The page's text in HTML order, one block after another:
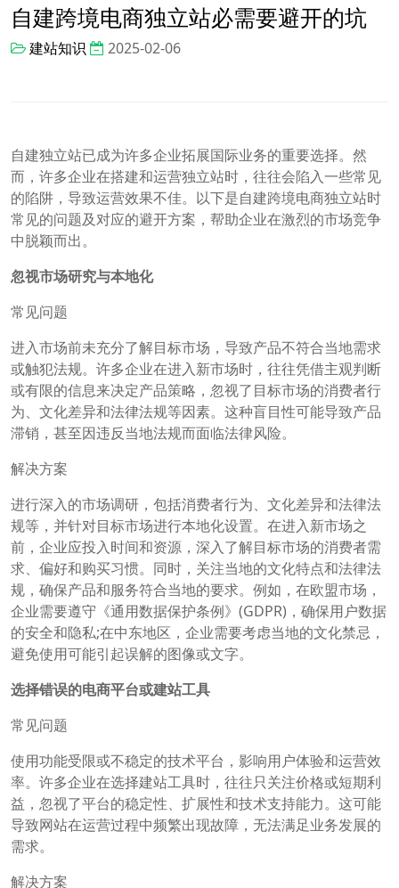
自建跨境电商独立站必需要避开的坑
建站知识 2025-02-06
自建独立站已成为许多企业拓展国际业务的重要选择。然
而，许多企业在搭建和运营独立站时，往往会陷入一些常见
的陷阱，导致运营效果不佳。以下是自建跨境电商独立站时
常见的问题及对应的避开方案，帮助企业在激烈的市场竞争
中脱颖而出。
忽视市场研究与本地化
常见问题
进入市场前未充分了解目标市场，导致产品不符合当地需求
或触犯法规。许多企业在进入新市场时，往往凭借主观判断
或有限的信息来决定产品策略，忽视了目标市场的消费者行
为、文化差异和法律法规等因素。这种盲目性可能导致产品
滞销，甚至因违反当地法规而面临法律风险。
解决方案
进行深入的市场调研，包括消费者行为、文化差异和法律法
规等，并针对目标市场进行本地化设置。在进入新市场之
前，企业应投入时间和资源，深入了解目标市场的消费者需
求、偏好和购买习惯。同时，关注当地的文化特点和法律法
规，确保产品和服务符合当地的要求。例如，在欧盟市场，
企业需要遵守《通用数据保护条例》(GDPR)，确保用户数据
的安全和隐私;在中东地区，企业需要考虑当地的文化禁忌，
避免使用可能引起误解的图像或文字。
选择错误的电商平台或建站工具
常见问题
使用功能受限或不稳定的技术平台，影响用户体验和运营效
率。许多企业在选择建站工具时，往往只关注价格或短期利
益，忽视了平台的稳定性、扩展性和技术支持能力。这可能
导致网站在运营过程中频繁出现故障，无法满足业务发展的
需求。
解决方案